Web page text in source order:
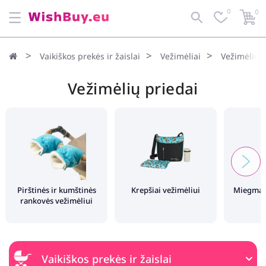
Numatytoji Filtras 0 0
Vaikiškos prekės ir žaislai Vežimėliai Vežimėlių
Vežimėlių priedai
Pirštinės ir kumštinės
rankovės vežimėliui
Krepšiai vežimėliui
Vaikiškos prekės ir žaislai